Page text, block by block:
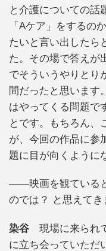
と介護についての話
「Aケア」をする
たいと言い出した
た。その場で答えが
でそういうやりとり
間だったと思います
はやってくる問題で
とです。もちろん、
が、今回の作品に参
題に目が向くように
――映画を観ている
のでは？ と思えてき
染谷 現場に来られ
に立ち会っていただ